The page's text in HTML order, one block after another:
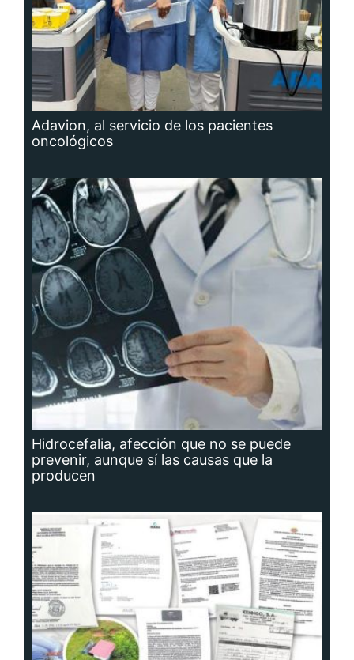
Adavion, al servicio de los pacientes
oncológicos
Hidrocefalia, afección que no se puede
prevenir, aunque sí las causas que la
producen